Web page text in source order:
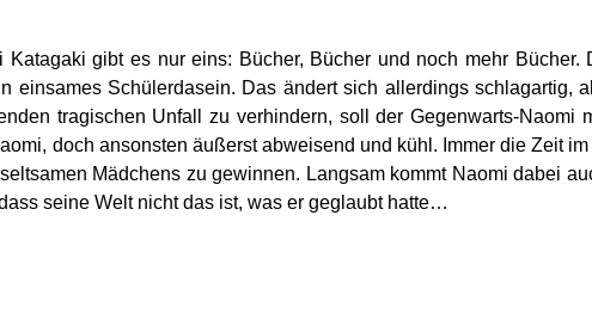
Katagaki gibt es nur eins: Bücher, Bücher und noch mehr
einsames Schülerdasein. Das ändert sich allerdings schlagartig,
tragischen Unfall zu verhindern, soll der Gegenwarts-Naomi
doch ansonsten äußerst abweisend und kühl. Immer die Zeit
Mädchens zu gewinnen. Langsam kommt Naomi dabei
seine Welt nicht das ist, was er geglaubt hatte…